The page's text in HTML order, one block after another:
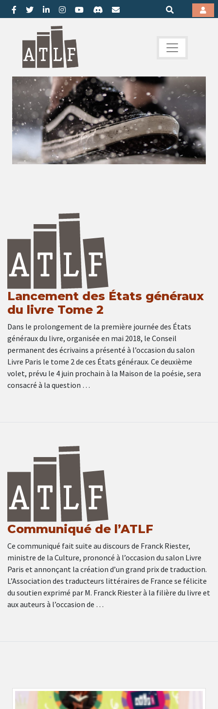
Lancement des États généraux
du livre Tome 2
Dans le prolongement de la première journée des États
généraux du livre, organisée en mai 2018, le Conseil
permanent des écrivains a présenté à l’occasion du salon
Livre Paris le tome 2 de ces États généraux. Ce deuxième
volet, prévu le 4 juin prochain à la Maison de la poésie, sera
consacré à la question …
Communiqué de l’ATLF
Ce communiqué fait suite au discours de Franck Riester,
ministre de la Culture, prononcé à l’occasion du salon Livre
Paris et annonçant la création d’un grand prix de traduction.
L’Association des traducteurs littéraires de France se félicite
du soutien exprimé par M. Franck Riester à la filière du livre et
aux auteurs à l’occasion de …